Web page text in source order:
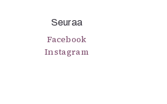
Seuraa
Facebook
Instagram